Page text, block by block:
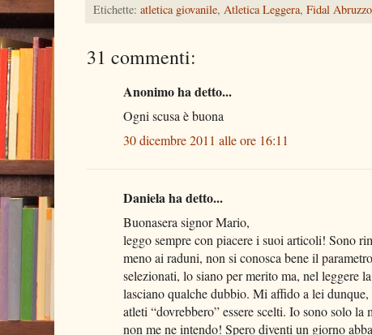
Etichette: atletica giovanile, Atletica Leggera, Fidal Abruzzo
31 commenti:
Anonimo ha detto...
Ogni scusa è buona
30 dicembre 2011 alle ore 16:11
Daniela ha detto...
Buonasera signor Mario,
leggo sempre con piacere i suoi articoli! Sono
meno ai raduni, non si conosca bene il
selezionati, lo siano per merito ma, nel leggere
lasciano qualche dubbio. Mi affido a lei
atleti “dovrebbero” essere scelti. Io sono solo
non me ne intendo! Spero diventi un giorno